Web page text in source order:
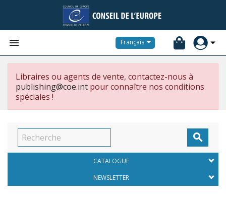
 Français
Libraires ou agents de vente, contactez-nous à
publishing@coe.int pour connaître nos conditions
spéciales !

CATALOGUE
NEWSLETTER